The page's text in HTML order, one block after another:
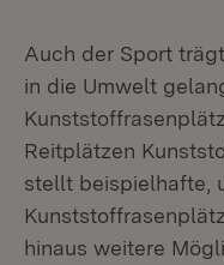
Auch der Sport
in die Umwelt
Reitplätzen
stellt beispielhafte,
hinaus weitere